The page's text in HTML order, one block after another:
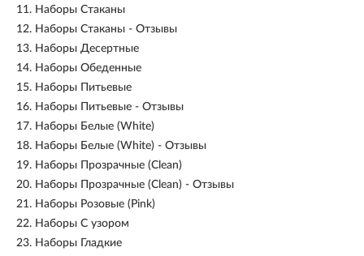
11. Наборы Стаканы
12. Наборы Стаканы - Отзывы
13. Наборы Десертные
14. Наборы Обеденные
15. Наборы Питьевые
16. Наборы Питьевые - Отзывы
17. Наборы Белые (White)
18. Наборы Белые (White) - Отзывы
19. Наборы Прозрачные (Clean)
20. Наборы Прозрачные (Clean) - Отзывы
21. Наборы Розовые (Pink)
22. Наборы С узором
23. Наборы Гладкие